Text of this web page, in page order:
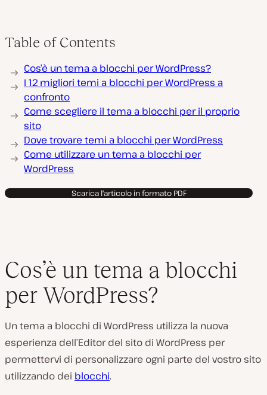
Table of Contents
Cos’è un tema a blocchi per WordPress?
I 12 migliori temi a blocchi per WordPress a
confronto
Come scegliere il tema a blocchi per il proprio
sito
Dove trovare temi a blocchi per WordPress
Come utilizzare un tema a blocchi per
WordPress
Scarica l'articolo in formato PDF
Cos’è un tema a blocchi
per WordPress?
Un tema a blocchi di WordPress utilizza la nuova
esperienza dell’Editor del sito di WordPress per
permettervi di personalizzare ogni parte del vostro sito
utilizzando dei blocchi.